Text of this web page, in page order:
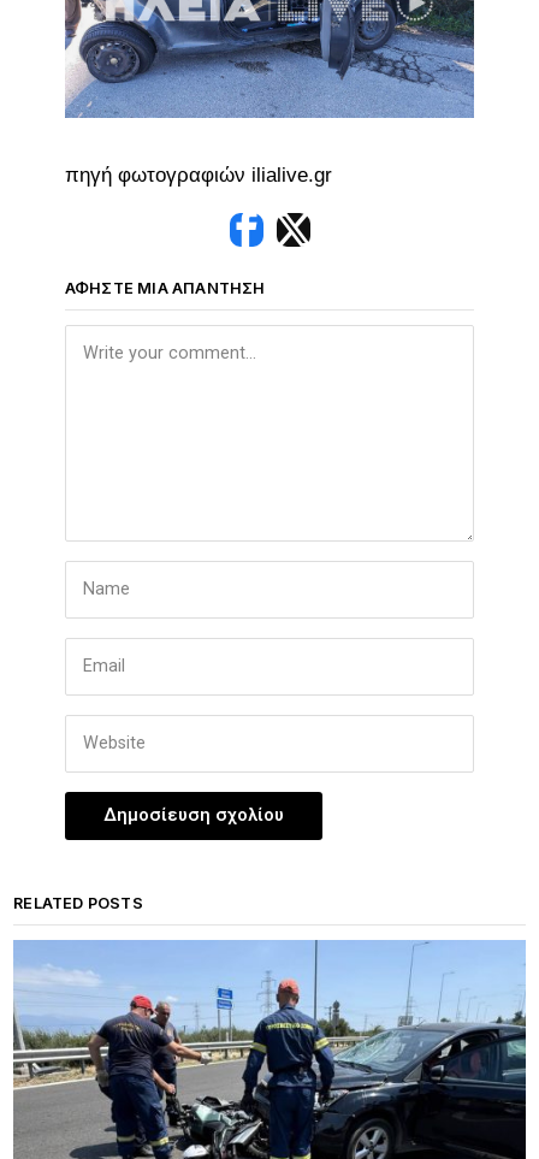
πηγή φωτογραφιών ilialive.gr
ΑΦΉΣΤΕ ΜΙΑ ΑΠΆΝΤΗΣΗ
RELATED POSTS